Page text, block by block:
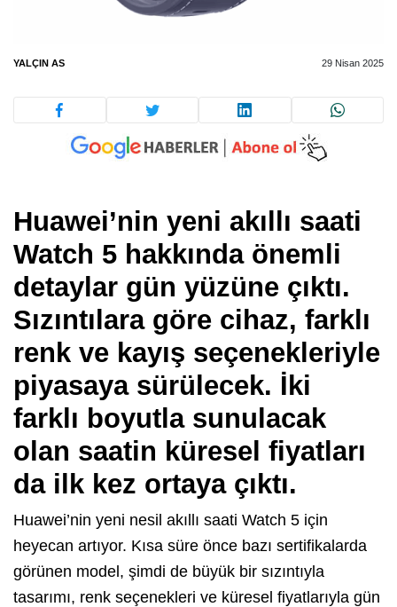
YALÇIN AS 29 Nisan 2025
Huawei’nin yeni akıllı saati
Watch 5 hakkında önemli
detaylar gün yüzüne çıktı.
Sızıntılara göre cihaz, farklı
renk ve kayış seçenekleriyle
piyasaya sürülecek. İki
farklı boyutla sunulacak
olan saatin küresel fiyatları
da ilk kez ortaya çıktı.
Huawei’nin yeni nesil akıllı saati Watch 5 için
heyecan artıyor. Kısa süre önce bazı sertifikalarda
görünen model, şimdi de büyük bir sızıntıyla
tasarımı, renk seçenekleri ve küresel fiyatlarıyla gün